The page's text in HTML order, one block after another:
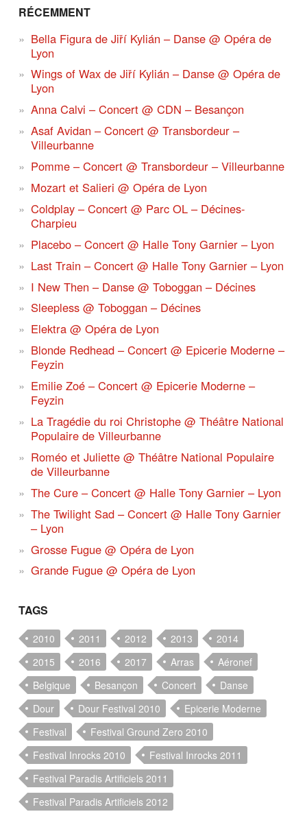
RÉCEMMENT
Bella Figura de Jiří Kylián – Danse @ Opéra de
Lyon
Wings of Wax de Jiří Kylián – Danse @ Opéra de
Lyon
Anna Calvi – Concert @ CDN – Besançon
Asaf Avidan – Concert @ Transbordeur –
Villeurbanne
Pomme – Concert @ Transbordeur – Villeurbanne
Mozart et Salieri @ Opéra de Lyon
Coldplay – Concert @ Parc OL – Décines-
Charpieu
Placebo – Concert @ Halle Tony Garnier – Lyon
Last Train – Concert @ Halle Tony Garnier – Lyon
I New Then – Danse @ Toboggan – Décines
Sleepless @ Toboggan – Décines
Elektra @ Opéra de Lyon
Blonde Redhead – Concert @ Epicerie Moderne –
Feyzin
Emilie Zoé – Concert @ Epicerie Moderne –
Feyzin
La Tragédie du roi Christophe @ Théâtre National
Populaire de Villeurbanne
Roméo et Juliette @ Théâtre National Populaire
de Villeurbanne
The Cure – Concert @ Halle Tony Garnier – Lyon
The Twilight Sad – Concert @ Halle Tony Garnier
– Lyon
Grosse Fugue @ Opéra de Lyon
Grande Fugue @ Opéra de Lyon
TAGS
2010 2011 2012 2013
2014
2015
2016 2017 Arras
Aéronef
Belgique
Besançon Concert
Danse
Dour
Dour Festival 2010
Epicerie Moderne
Festival
Festival Ground Zero 2010
Festival Inrocks 2010
Festival Inrocks 2011
Festival Paradis Artificiels 2011
Festival Paradis Artificiels 2012